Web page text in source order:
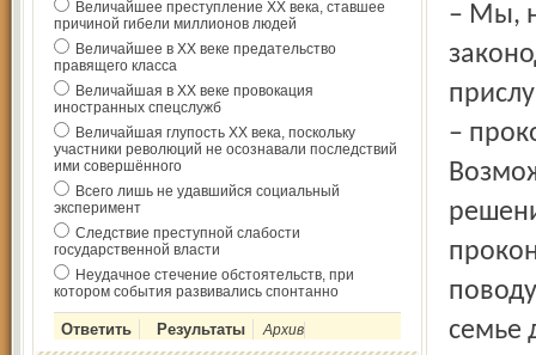
Величайшее преступление ХХ века, ставшее
причиной гибели миллионов людей
Величайшее в ХХ веке предательство
правящего класса
Величайшая в ХХ веке провокация
иностранных спецслужб
Величайшая глупость ХХ века, поскольку
участники революций не осознавали последствий
ими совершённого
Всего лишь не удавшийся социальный
эксперимент
Следствие преступной слабости
государственной власти
Неудачное стечение обстоятельств, при
котором события развивались спонтанно
Архив
– Мы,
–
семье